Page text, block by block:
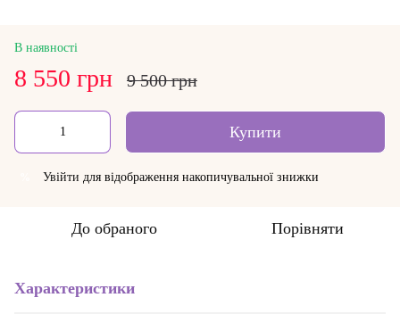
В наявності
8 550 грн 9 500 грн
Купити
Увійти для відображення накопичувальної знижки
До обраного Порівняти
Характеристики